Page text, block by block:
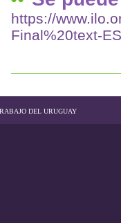
https://
Final%20text-
DEL URUGUAY